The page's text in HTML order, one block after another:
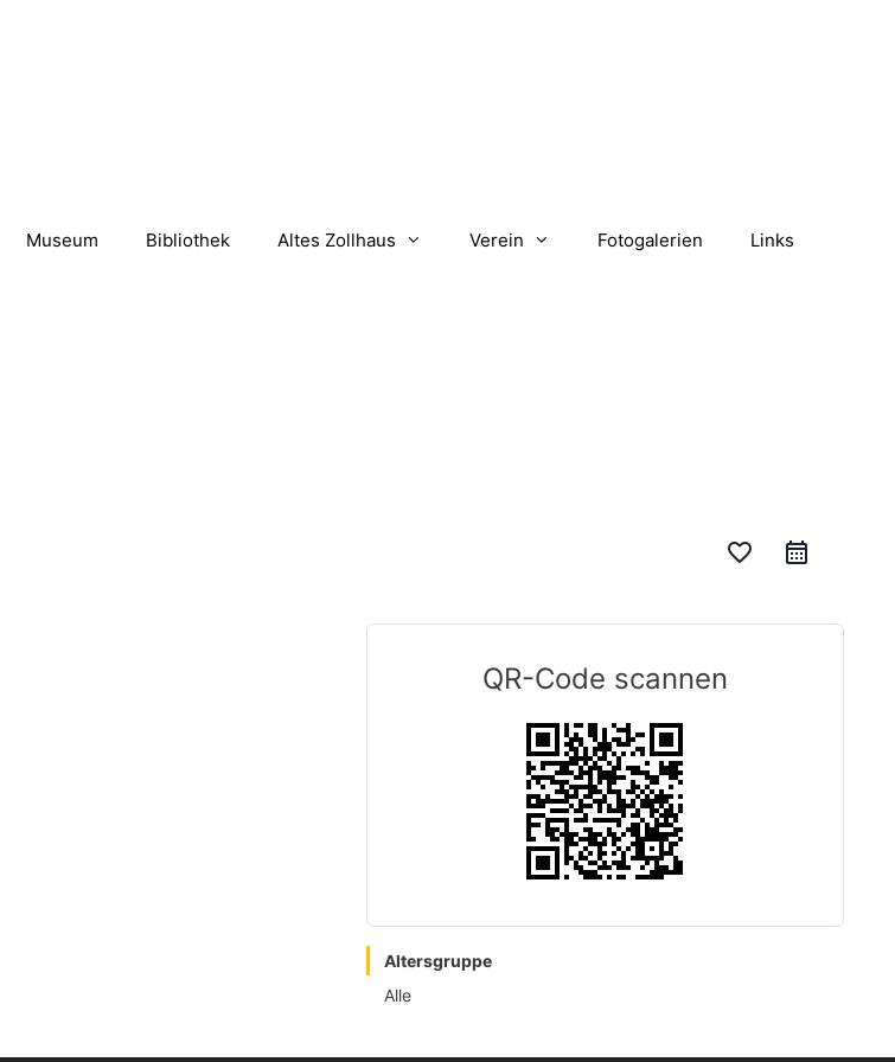
Museum Bibliothek Altes Zollhaus Verein Fotogalerien Links
favorite_border
QR-Code scannen
Altersgruppe
Alle